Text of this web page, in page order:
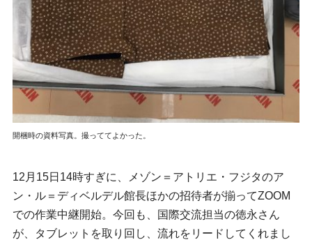
開梱時の資料写真。撮っててよかった。
12月15日14時すぎに、メゾン＝アトリエ・フジタのア
ン・ル＝ディベルデル館長ほかの招待者が揃ってZOOM
での作業中継開始。今回も、国際交流担当の徳永さん
が、タブレットを取り回し、流れをリードしてくれまし